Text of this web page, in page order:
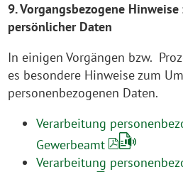
9. Vorgangsbezogene
persönlicher Daten
In einigen Vorgängen bzw.
es besondere Hinweise zum
personenbezogenen Daten.
Verarbeitung
Gewerbeamt
Verarbeitung